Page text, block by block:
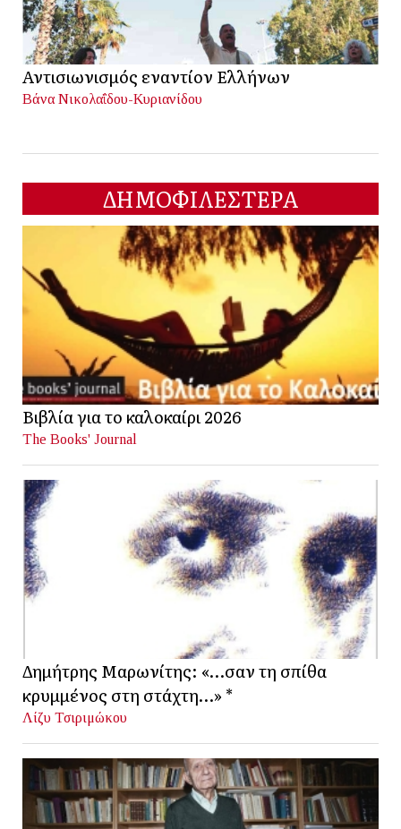
Αντισιωνισμός εναντίον Ελλήνων
Βάνα Νικολαΐδου-Κυριανίδου
ΔΗΜΟΦΙΛΕΣΤΕΡΑ
Βιβλία για το καλοκαίρι 2026
The Books' Journal
Δημήτρης Μαρωνίτης: «…σαν τη σπίθα
κρυμμένος στη στάχτη…» *
Λίζυ Τσιριμώκου